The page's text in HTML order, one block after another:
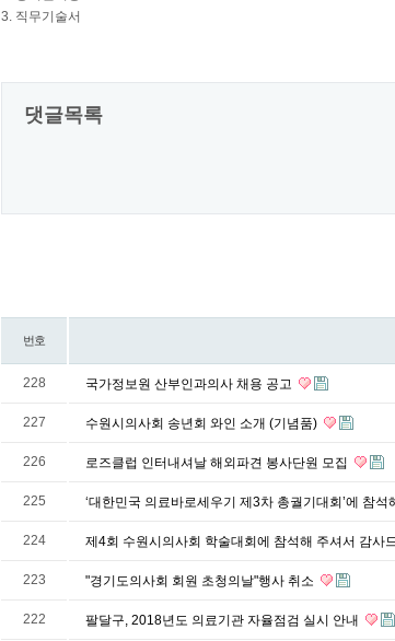
3. 직무기술서
댓글목록
번호
228 국가정보원 산부인과의사 채용 공고
227 수원시의사회 송년회 와인 소개 (기념품)
226 로즈클럽 인터내셔날 해외파견 봉사단원 모집
225 ‘대한민국 의료바로세우기 제3차 총궐기대회’에 참
224 제4회 수원시의사회 학술대회에 참석해 주셔서 감사
223 "경기도의사회 회원 초청의날"행사 취소
222 팔달구, 2018년도 의료기관 자율점검 실시 안내